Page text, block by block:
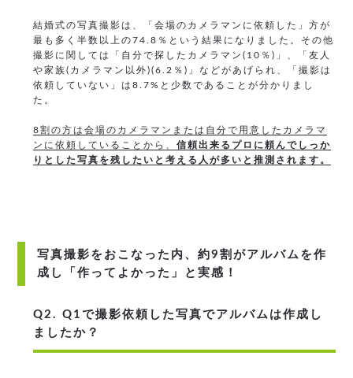
結婚式の写真撮影は、「会場のカメラマンに依頼した」方が
最も多く半数以上の74.8％という結果になりました。その他
撮影に関しては「自分で探したカメラマン(10％)」、「友人
や家族(カメラマン以外)(6.2％)」などがあげられ、「撮影は
依頼していない」は8.7%と少数であることが分かりまし
た。
8割の方は会場のカメラマンまたは自分で用意したカメラマ
ンに依頼していることから、信頼出来るプロに頼んでしっか
りとした写真を残したいと考える人が多いと推測されます。
写真撮影をおこなった内、約9割がアルバムを作
成し「作ってよかった」と実感！
Q2. Q1で撮影依頼した写真でアルバムは作成し
ましたか？